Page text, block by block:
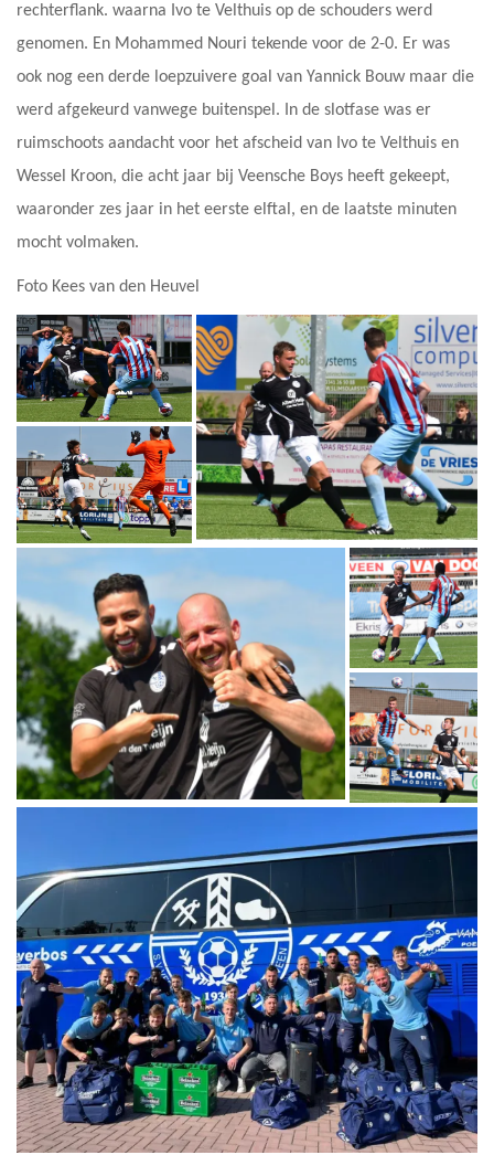
rechterflank. waarna Ivo te Velthuis op de schouders werd
genomen. En Mohammed Nouri tekende voor de 2-0. Er was
ook nog een derde loepzuivere goal van Yannick Bouw maar die
werd afgekeurd vanwege buitenspel. In de slotfase was er
ruimschoots aandacht voor het afscheid van Ivo te Velthuis en
Wessel Kroon, die acht jaar bij Veensche Boys heeft gekeept,
waaronder zes jaar in het eerste elftal, en de laatste minuten
mocht volmaken.
Foto Kees van den Heuvel